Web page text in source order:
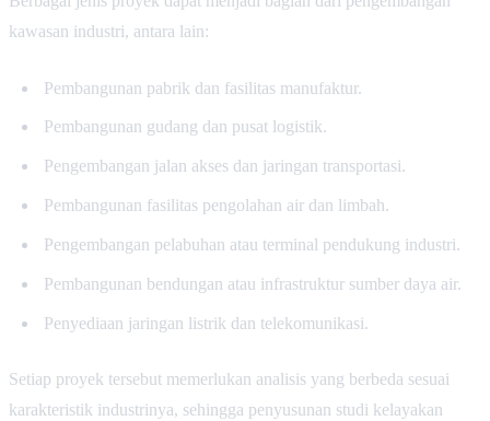
kawasan industri, antara lain:
Pembangunan pabrik dan fasilitas manufaktur.
Pembangunan gudang dan pusat logistik.
Pengembangan jalan akses dan jaringan transportasi.
Pembangunan fasilitas pengolahan air dan limbah.
Pengembangan pelabuhan atau terminal pendukung industri.
Pembangunan bendungan atau infrastruktur sumber daya air.
Penyediaan jaringan listrik dan telekomunikasi.
Setiap proyek tersebut memerlukan analisis yang berbeda sesuai
karakteristik industrinya, sehingga penyusunan studi kelayakan